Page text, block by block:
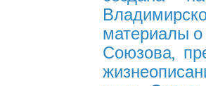
материалы
Союзова,